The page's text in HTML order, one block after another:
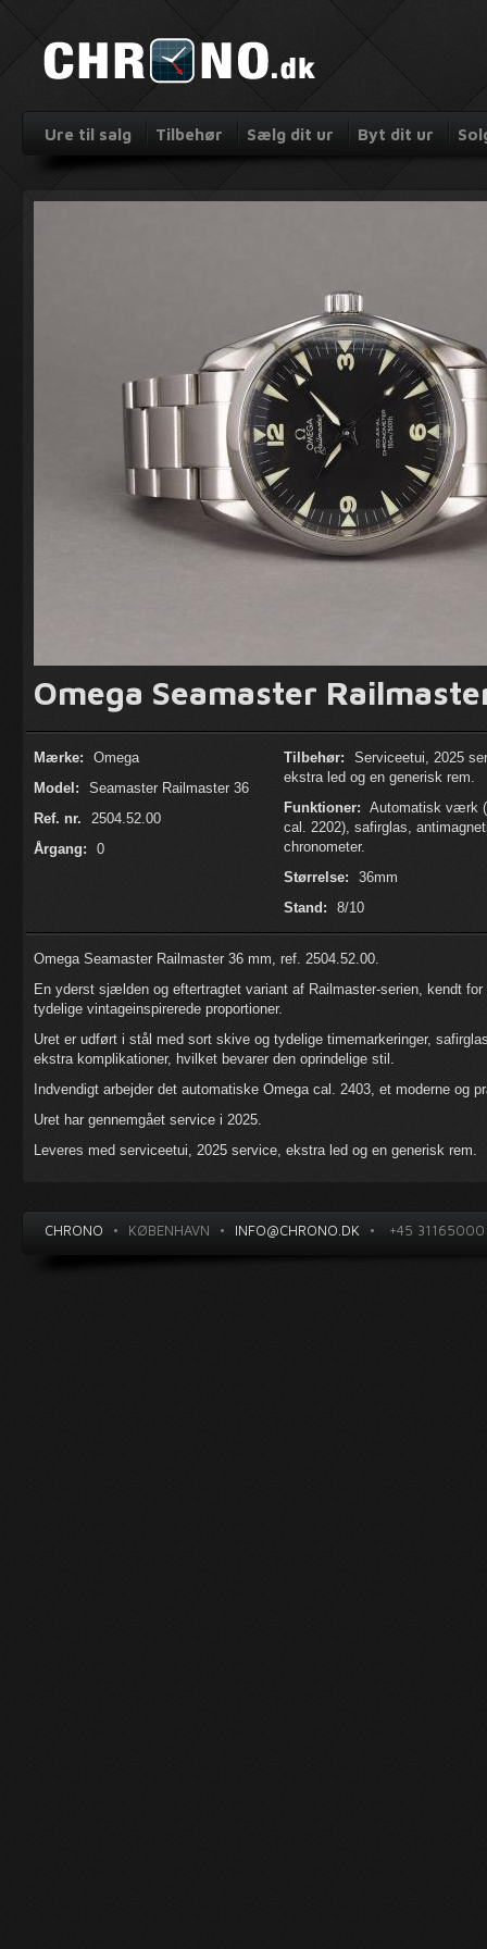
Ure til salg Tilbehør Sælg dit ur Byt dit ur
Omega Seamaster
Mærke:
Omega
Model:
Seamaster Railmaster 36
Ref. nr.
2504.52.00
Årgang:
0
Tilbehør:
Serviceetui, 2025
ekstra led og en generisk rem.
Funktioner: Automatisk værk
cal. 2202), safirglas,
chronometer.
Størrelse:
36mm
Stand:
8/10
Omega Seamaster Railmaster 36 mm, ref. 2504.52.00.
En yderst sjælden og eftertragtet variant af Railmaster-serien, kendt
tydelige vintageinspirerede proportioner.
Uret er udført i stål med sort skive og tydelige timemarkeringer,
ekstra komplikationer, hvilket bevarer den oprindelige stil.
Indvendigt arbejder det automatiske Omega cal. 2403, et moderne
Uret har gennemgået service i 2025.
Leveres med serviceetui, 2025 service, ekstra led og en generisk rem.
CHRONO • KØBENHAVN • INFO@CHRONO.DK • +45 31165000